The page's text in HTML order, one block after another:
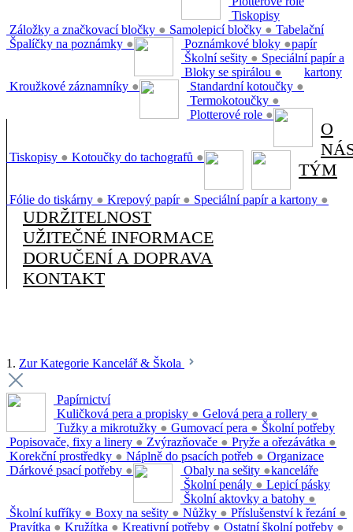
Záložky a značkovací bločky ● Samolepicí bločky ●
Špalíčky na poznámky ● Poznámkové bloky ●
Školní sešity ●
Bloky se spirálou ●
Kroužkové záznamníky ● Standardní kotoučky ●
Termokotoučky ●
Plotterové role ●
Tiskopisy
Tiskopisy ● Kotoučky do tachografů ●
Tabelační
papír
Speciální papír a
kartony
Fólie do tiskárny ● Krepový papír ● Speciální papír a kartony ●
O
TÝM
UDRŽITELNOST
UŽITEČNÉ INFORMACE
DORUČENÍ A DOPRAVA
KONTAKT
1. Zur Kategorie Kancelář & Škola
Papírnictví
Kuličková pera a propisky ● Gelová pera a rollery ●
Tužky a mikrotužky ● Gumovací pera ●
Popisovače, fixy a linery ● Zvýrazňovače ● Pryže a ořezávátka ●
Korekční prostředky ● Náplně do psacích potřeb ●
Dárkové psací potřeby ●
Školní potřeby
Obaly na sešity ●
Školní penály ●
Školní aktovky a batohy ●
Školní kufříky ● Boxy na sešity ● Nůžky ● Příslušenství k řezání ●
Pravítka ● Kružítka ● Kreativní potřeby ● Ostatní školní potřeby ●
Organizace
kanceláře
Lepicí pásky